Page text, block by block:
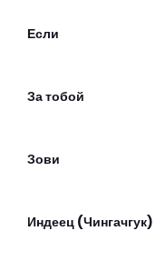
Если
За тобой
Зови
Индеец (Чингачгук)